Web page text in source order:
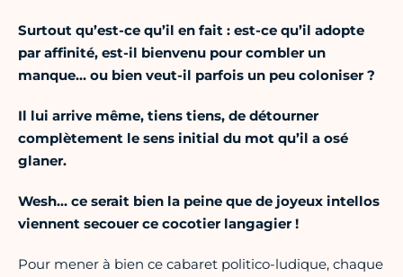
Surtout qu’est-ce qu’il en fait : est-ce qu’il adopte
par affinité, est-il bienvenu pour combler un
manque… ou bien veut-il parfois un peu coloniser ?
Il lui arrive même, tiens tiens, de détourner
complètement le sens initial du mot qu’il a osé
glaner.
Wesh… ce serait bien la peine que de joyeux intellos
viennent secouer ce cocotier langagier !
Pour mener à bien ce cabaret politico-ludique, chaque